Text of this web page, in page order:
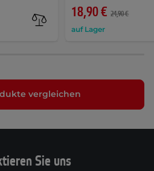
18,90 € 24,90 €
auf Lager
vergleichen
Sie uns